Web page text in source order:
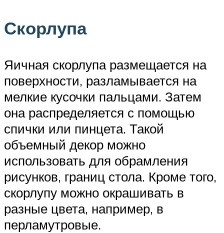
Скорлупа
Яичная скорлупа размещается на
поверхности, разламывается на
мелкие кусочки пальцами. Затем
она распределяется с помощью
спички или пинцета. Такой
объемный декор можно
использовать для обрамления
рисунков, границ стола. Кроме того,
скорлупу можно окрашивать в
разные цвета, например, в
перламутровые.